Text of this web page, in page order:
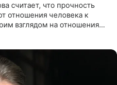
считает, что прочность
отношения человека к
взглядом на отношения